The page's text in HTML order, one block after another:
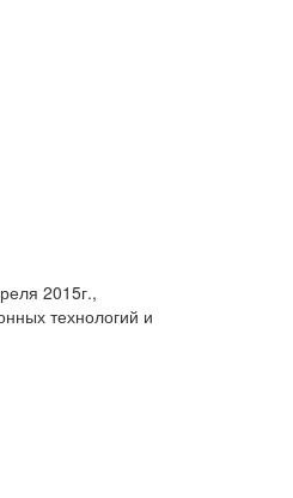
2015г.,
технологий и